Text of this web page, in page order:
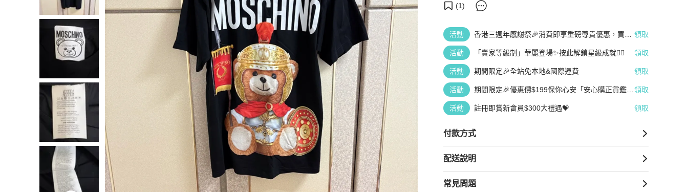
(1)
活動
香港三週年感謝祭🎉消費即享重磅尊貴優惠，買越
領取
活動 「賣家等級制」華麗登場✨按此解鎖星級成就👆🏻 領取
活動 期間限定🎉全站免本地&國際運費 領取
活動
期間限定🎉優惠價$199保你心安「安心購正貨鑑
領取
活動 註冊即賞新會員$300大禮遇💝 領取
付款方式
配送說明
常見問題